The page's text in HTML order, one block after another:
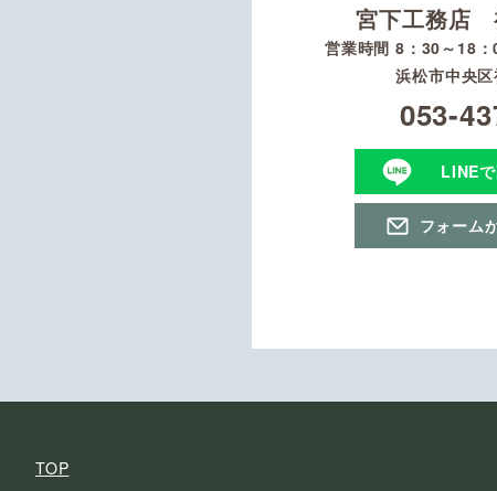
宮下工務店
営業時間 8：30～18：
浜松市中央
053-
LINE
フォーム
TOP